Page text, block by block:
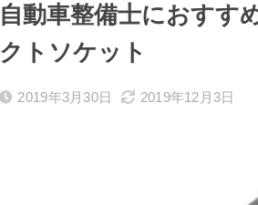
自動車整備士におすす
クトソケット
2019年3月30日 2019年12月3日